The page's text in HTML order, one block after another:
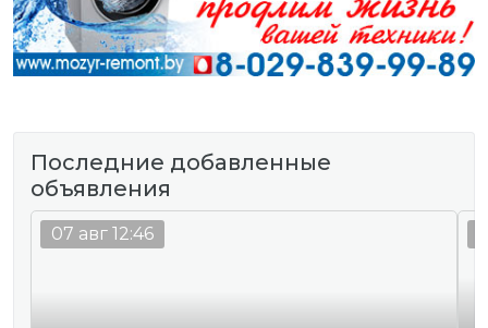
Последние добавленные
объявления
07 авг 12:46